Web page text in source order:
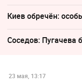
Киев обречён:
Соседов: Пугачева
23 мая, 13:17